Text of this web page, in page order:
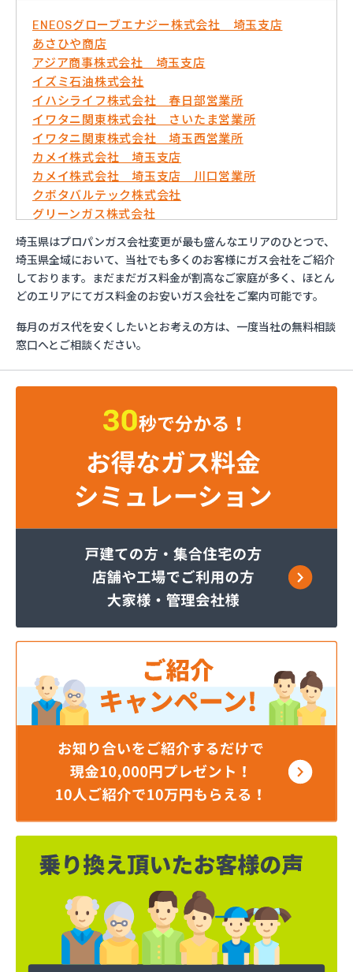
ENEOSグローブエナジー株式会社 埼玉支店
あさひや商店
アジア商事株式会社 埼玉支店
イズミ石油株式会社
イハシライフ株式会社 春日部営業所
イワタニ関東株式会社 さいたま営業所
イワタニ関東株式会社 埼玉西営業所
カメイ株式会社 埼玉支店
カメイ株式会社 埼玉支店 川口営業所
クボタバルテック株式会社
グリーンガス株式会社
さいたま農業協同組合ガスセンター
サシダ商事株式会社
さわだ商店
ツルミエネルギー株式会社
フジオックス株式会社 栗橋営業所
フジオックス株式会社 春日部営業所
ミライフ株式会社 川口店
レモンガス株式会社 埼玉支店
レモンガス株式会社 東松山支店
伊藤忠エネクスホームライフ関東株式会社 狭山営
伊藤忠エネクスホームライフ関東株式会社 新座支
横川石油ガス株式会社
河原実業株式会社 越谷営業所
河原実業株式会社 川口営業所
河原実業株式会社 白岡営業所
角栄ガス株式会社 西坂戸サービスセンター
株式会社イイノ
株式会社イケダ
株式会社いるま野サービス燃料課西部店
株式会社いるま野サービス燃料課南古谷店
株式会社エクシング 戸田営業所
株式会社エクシング 朝霞営業所
株式会社えぐち
株式会社エネサンス関東 埼玉営業所
株式会社エネサンス関東 飯能営業所
株式会社オガワ総業エコロジー
株式会社キヨハラ
埼玉県はプロパンガス会社変更が最も盛んなエリアのひとつで、
埼玉県全域において、当社でも多くのお客様にガス会社をご紹介
しております。まだまだガス料金が割高なご家庭が多く、ほとん
どのエリアにてガス料金のお安いガス会社をご案内可能です。
毎月のガス代を安くしたいとお考えの方は、一度当社の無料相談
窓口へとご相談ください。